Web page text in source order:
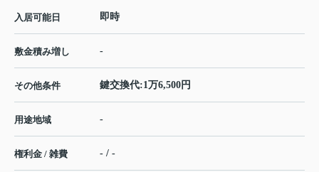
入居可能日 即時
敷金積み増し -
その他条件 鍵交換代:1万6,500円
用途地域 -
権利金 / 雑費 - / -